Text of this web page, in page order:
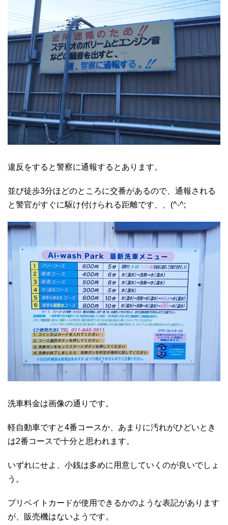
違反をすると警察に通報するとあります。
並び徒歩3分ほどのところに交番があるので、通報される
と警官がすぐに駆け付けられる距離です、、(^-^;
洗車料金は画像の通りです。
軽自動車ですと4番コースか、あまりに汚れがひどいとき
は2番コースで十分と思われます。
いずれにせよ、小銭は多めに用意していくのが良いでしょ
う。
プリベイトカードが使用できるかのような表記があります
が、販売機はないようです。